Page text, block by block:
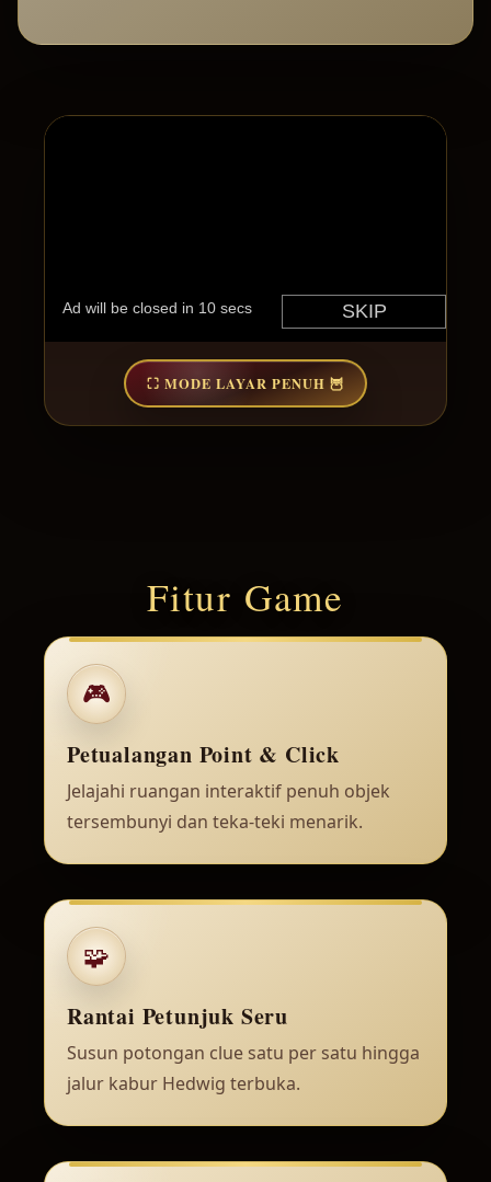
⛶MODE LAYAR PENUH 🦉
Fitur Game
🎮
Petualangan Point & Click
Jelajahi ruangan interaktif penuh objek
tersembunyi dan teka-teki menarik.
🧩
Rantai Petunjuk Seru
Susun potongan clue satu per satu hingga
jalur kabur Hedwig terbuka.